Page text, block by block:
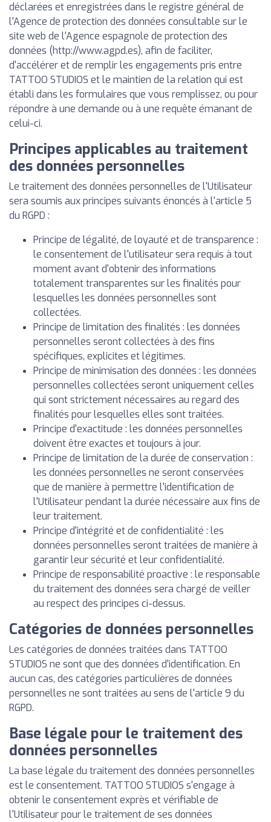
déclarées et enregistrées dans le registre général de
l'Agence de protection des données consultable sur le
site web de l'Agence espagnole de protection des
données (http://www.agpd.es), afin de faciliter,
d'accélérer et de remplir les engagements pris entre
TATTOO STUDIOS et le maintien de la relation qui est
établi dans les formulaires que vous remplissez, ou pour
répondre à une demande ou à une requête émanant de
celui-ci.
Principes applicables au traitement
des données personnelles
Le traitement des données personnelles de l'Utilisateur
sera soumis aux principes suivants énoncés à l'article 5
du RGPD :
Principe de légalité, de loyauté et de transparence :
le consentement de l'utilisateur sera requis à tout
moment avant d'obtenir des informations
totalement transparentes sur les finalités pour
lesquelles les données personnelles sont
collectées.
Principe de limitation des finalités : les données
personnelles seront collectées à des fins
spécifiques, explicites et légitimes.
Principe de minimisation des données : les données
personnelles collectées seront uniquement celles
qui sont strictement nécessaires au regard des
finalités pour lesquelles elles sont traitées.
Principe d'exactitude : les données personnelles
doivent être exactes et toujours à jour.
Principe de limitation de la durée de conservation :
les données personnelles ne seront conservées
que de manière à permettre l'identification de
l'Utilisateur pendant la durée nécessaire aux fins de
leur traitement.
Principe d'intégrité et de confidentialité : les
données personnelles seront traitées de manière à
garantir leur sécurité et leur confidentialité.
Principe de responsabilité proactive : le responsable
du traitement des données sera chargé de veiller
au respect des principes ci-dessus.
Catégories de données personnelles
Les catégories de données traitées dans TATTOO
STUDIOS ne sont que des données d'identification. En
aucun cas, des catégories particulières de données
personnelles ne sont traitées au sens de l'article 9 du
RGPD.
Base légale pour le traitement des
données personnelles
La base légale du traitement des données personnelles
est le consentement. TATTOO STUDIOS s'engage à
obtenir le consentement exprès et vérifiable de
l'Utilisateur pour le traitement de ses données